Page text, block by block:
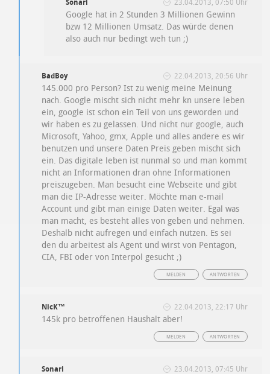
Sonari 23.04.2013, 07:50 Uhr
Google hat in 2 Stunden 3 Millionen Gewinn
bzw 12 Millionen Umsatz. Das würde denen
also auch nur bedingt weh tun ;)
BadBoy 22.04.2013, 20:56 Uhr
145.000 pro Person? Ist zu wenig meine Meinung
nach. Google mischt sich nicht mehr kn unsere leben
ein, google ist schon ein Teil von uns geworden und
wir haben es zu gelassen. Und nicht nur google, auch
Microsoft, Yahoo, gmx, Apple und alles andere es wir
benutzen und unsere Daten Preis geben mischt sich
ein. Das digitale leben ist nunmal so und man kommt
nicht an Informationen dran ohne Informationen
preiszugeben. Man besucht eine Webseite und gibt
man die IP-Adresse weiter. Möchte man e-mail
Account und gibt man einige Daten weiter. Egal was
man macht, es besteht alles von geben und nehmen.
Deshalb nicht aufregen und einfach nutzen. Es sei
den du arbeitest als Agent und wirst von Pentagon,
CIA, FBI oder von Interpol gesucht ;)
ANTWORTEN
MELDEN
NicK™ 22.04.2013, 22:17 Uhr
145k pro betroffenen Haushalt aber!
ANTWORTEN
MELDEN
Sonari 23.04.2013, 07:45 Uhr